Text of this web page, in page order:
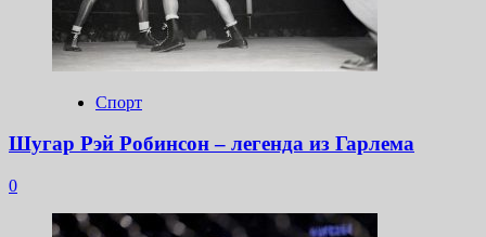
Спорт
Шугар Рэй Робинсон – легенда из Гарлема
0